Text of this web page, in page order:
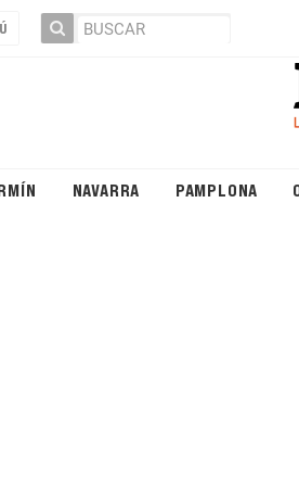
NAVARRA PAMPLONA